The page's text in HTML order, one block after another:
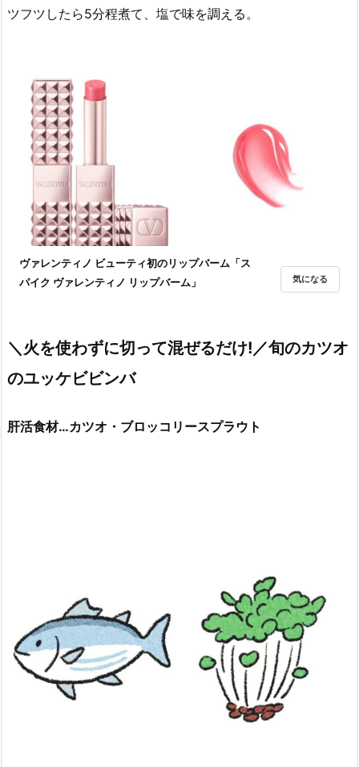
ツフツしたら5分程煮て、塩で味を調える。
ヴァレンティノ ビューティ初のリップバーム「ス
パイク ヴァレンティノ リップバーム」
気になる
＼火を使わずに切って混ぜるだけ!／旬のカツオ
のユッケビビンバ
肝活食材…カツオ・ブロッコリースプラウト